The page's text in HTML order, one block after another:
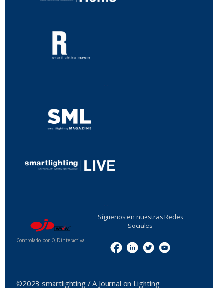
Controlado por OJDinteractiva
Síguenos en nuestras Redes
Sociales
©2023 smartlighting / A Journal on Lighting